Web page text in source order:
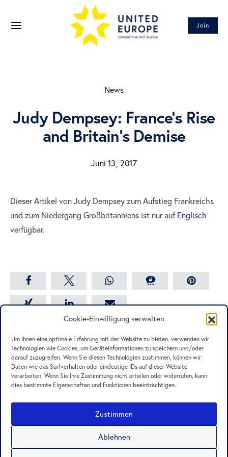
Cookie-Einwilligung verwalten
Um Ihnen eine optimale Erfahrung mit der Website zu bieten, verwenden wir
Technologien wie Cookies, um Geräteinformationen zu speichern und/oder
darauf zuzugreifen. Wenn Sie diesen Technologien zustimmen, können wir
Daten wie das Surfverhalten oder eindeutige IDs auf dieser Website
verarbeiten. Wenn Sie Ihre Zustimmung nicht erteilen oder widerrufen, kann
dies bestimmte Eigenschaften und Funktionen beeinträchtigen.
Zustimmen
Ablehnen
Join
News
Judy Dempsey: France’s Rise
and Britain’s Demise
Juni 13, 2017
Dieser Artikel von Judy Dempsey zum Aufstieg Frankreichs
und zum Niedergang Großbritanniens ist nur auf Englisch
verfügbar.
teilen teilen teilen
teilen E-Mail
Presse